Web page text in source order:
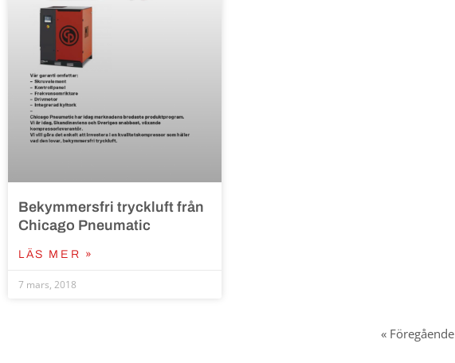
Bekymmersfri tryckluft från
Chicago Pneumatic
LÄS MER »
7 mars, 2018
« Föregående